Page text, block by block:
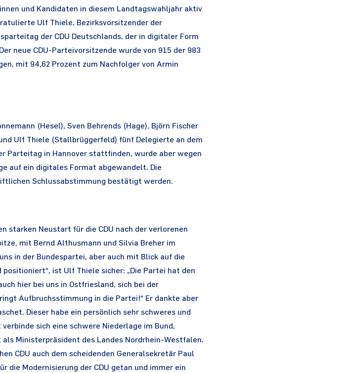
und Kandidaten in diesem Landtagswahljahr aktiv
Ulf Thiele, Bezirksvorsitzender der
der CDU Deutschlands, der in digitaler Form
neue CDU-Parteivorsitzende wurde von 915 der 983
mit 94,62 Prozent zum Nachfolger von Armin
(Hesel), Sven Behrends (Hage), Björn Fischer
Ulf Thiele (Stallbrüggerfeld) fünf Delegierte an dem
Parteitag in Hannover stattfinden, wurde aber wegen
auf ein digitales Format abgewandelt. Die
Schlussabstimmung bestätigt werden.
starken Neustart für die CDU nach der verlorenen
mit Bernd Althusmann und Silvia Breher im
in der Bundespartei, aber auch mit Blick auf die
ist Ulf Thiele sicher: „Die Partei hat den
hier bei uns in Ostfriesland, sich bei der
Aufbruchsstimmung in die Partei!“ Er dankte aber
Dieser habe ein persönlich sehr schweres und
sich eine schwere Niederlage im Bund,
Ministerpräsident des Landes Nordrhein-Westfalen.
CDU auch dem scheidenden Generalsekretär Paul
die Modernisierung der CDU getan und immer ein